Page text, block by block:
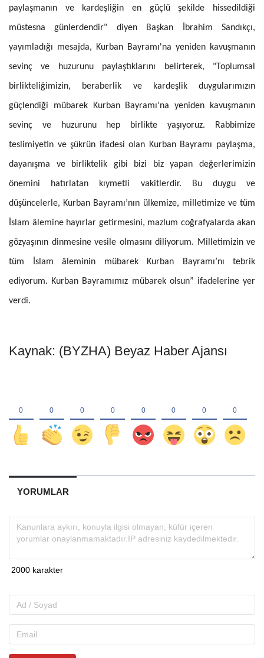
paylaşmanın ve kardeşliğin en güçlü şekilde hissedildiği
müstesna günlerdendir" diyen Başkan İbrahim Sandıkçı,
yayımladığı mesajda, Kurban Bayramı'na yeniden kavuşmanın
sevinç ve huzurunu paylaştıklarını belirterek, "Toplumsal
birlikteliğimizin, beraberlik ve kardeşlik duygularımızın
güçlendiği mübarek Kurban Bayramı’na yeniden kavuşmanın
sevinç ve huzurunu hep birlikte yaşıyoruz. Rabbimize
teslimiyetin ve şükrün ifadesi olan Kurban Bayramı paylaşma,
dayanışma ve birliktelik gibi bizi biz yapan değerlerimizin
önemini hatırlatan kıymetli vakitlerdir. Bu duygu ve
düşüncelerle, Kurban Bayramı’nın ülkemize, milletimize ve tüm
İslam âlemine hayırlar getirmesini, mazlum coğrafyalarda akan
gözyaşının dinmesine vesile olmasını diliyorum. Milletimizin ve
tüm İslam âleminin mübarek Kurban Bayramı’nı tebrik
ediyorum. Kurban Bayramımız mübarek olsun” ifadelerine yer
verdi.
Kaynak: (BYZHA) Beyaz Haber Ajansı
YORUMLAR